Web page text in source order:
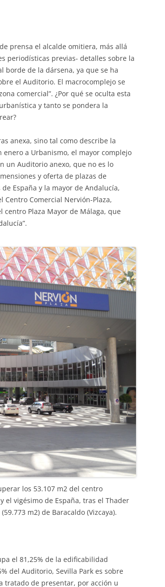
prensa el alcalde omitiera, más allá
periodísticas previas- detalles sobre la
borde de la dársena, ya que se ha
el Auditorio. El macrocomplejo se
comercial”. ¿Por qué se oculta esta
y tanto se pondera la
anexa, sino tal como describe la
a Urbanismo, el mayor complejo
un Auditorio anexo, que no es lo
y oferta de plazas de
España y la mayor de Andalucía,
Comercial Nervión-Plaza,
Plaza Mayor de Málaga, que
los 53.107 m2 del centro
el vigésimo de España, tras el Thader
m2) de Baracaldo (Vizcaya).
el 81,25% de la edificabilidad
del Auditorio, Sevilla Park es sobre
tratado de presentar, por acción u